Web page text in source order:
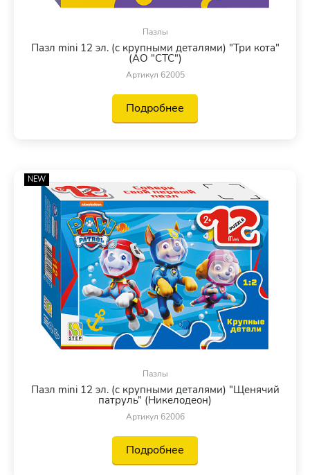
Пазлы
Пазл mini 12 эл. (с крупными деталями) "Три кота"
(АО "СТС")
Артикул 62005
Подробнее
NEW
Пазлы
Пазл mini 12 эл. (с крупными деталями) "Щенячий
патруль" (Никелодеон)
Артикул 62006
Подробнее